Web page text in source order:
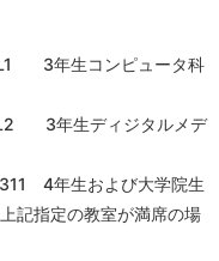
3年生コンピュータ科
ィジタルメデ
よび大学院生
指定の教室が満席の場